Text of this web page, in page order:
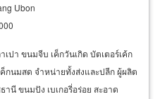
Ubon
เปา ขนมจีบ เค็กวันเกิด บัตเตอร์เค้ก
กนมสด จำหน่ายทั้งส่งและปลีก ผู้ผลิต
นี ขนมปัง เบเกอรี่อร่อย สะอาด